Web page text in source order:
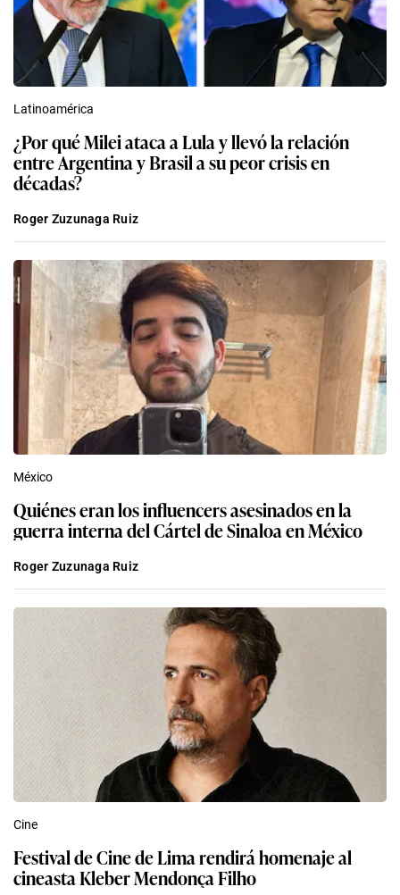
Latinoamérica
¿Por qué Milei ataca a Lula y llevó la relación
entre Argentina y Brasil a su peor crisis en
décadas?
Roger Zuzunaga Ruiz
México
Quiénes eran los influencers asesinados en la
guerra interna del Cártel de Sinaloa en México
Roger Zuzunaga Ruiz
Cine
Festival de Cine de Lima rendirá homenaje al
cineasta Kleber Mendonça Filho